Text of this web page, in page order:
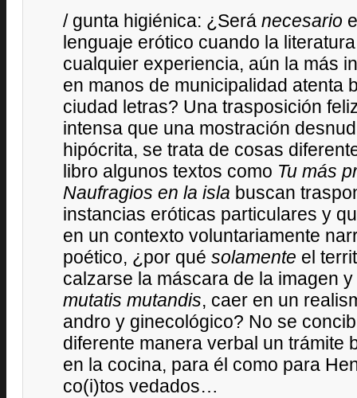
/ gunta higiénica: ¿Será necesario
lenguaje erótico cuando la
cualquier experiencia, aún la más
en manos de municipalidad atenta
ciudad letras? Una trasposición
intensa que una mostración
hipócrita, se trata de cosas
libro algunos textos como Tu más
Naufragios en la isla buscan
instancias eróticas particulares y
en un contexto voluntariamente
poético, ¿por qué solamente el
calzarse la máscara de la imagen
mutatis mutandis, caer en un
andro y ginecológico? No se
diferente manera verbal un trámite
en la cocina, para él como para
co(i)tos vedados…